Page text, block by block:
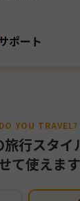
ポート
YOU TRAVEL?
旅行スタイ
て使えます